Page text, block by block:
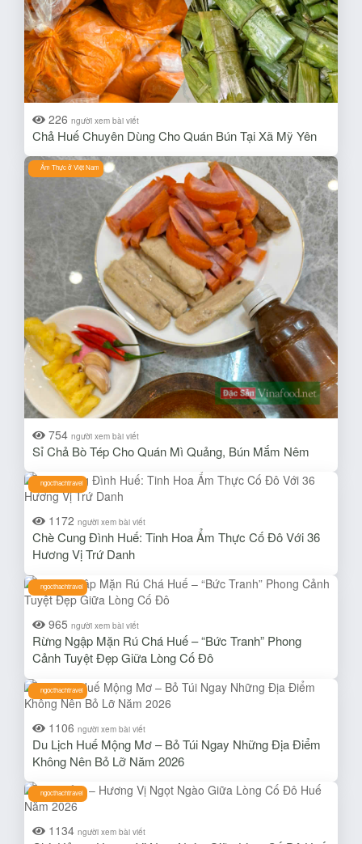
226 người xem bài viết
Chả Huế Chuyên Dùng Cho Quán Bún Tại Xã Mỹ Yên
Ẩm Thực ở Việt Nam
754 người xem bài viết
Sỉ Chả Bò Tép Cho Quán Mì Quảng, Bún Mắm Nêm
ngocthachtravel
1172 người xem bài viết
Chè Cung Đình Huế: Tinh Hoa Ẩm Thực Cố Đô Với 36
Hương Vị Trứ Danh
ngocthachtravel
965 người xem bài viết
Rừng Ngập Mặn Rú Chá Huế – “Bức Tranh” Phong
Cảnh Tuyệt Đẹp Giữa Lòng Cố Đô
ngocthachtravel
1106 người xem bài viết
Du Lịch Huế Mộng Mơ – Bỏ Túi Ngay Những Địa Điểm
Không Nên Bỏ Lỡ Năm 2026
ngocthachtravel
1134 người xem bài viết